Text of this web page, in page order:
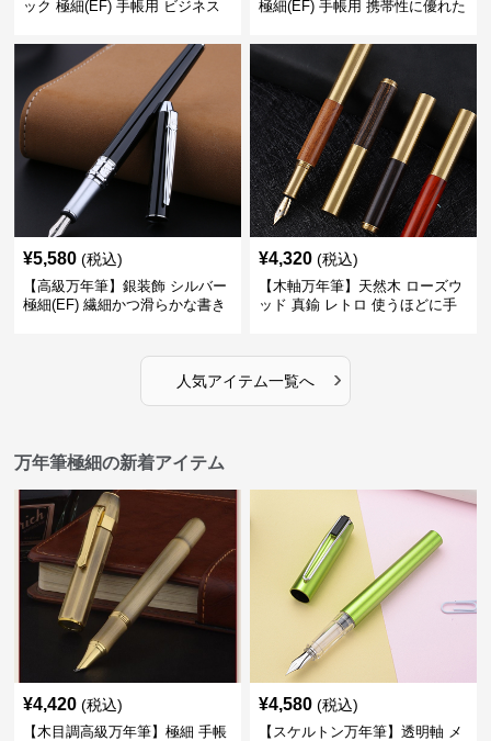
ック 極細(EF) 手帳用 ビジネス
る
極細(EF) 手帳用 携帯性に優れた
ートに筆記
¥5,580 (税込)
【高級万年筆】銀装飾 シルバー
極細(EF) 繊細かつ滑らかな書き
¥4,320 (税込)
【木軸万年筆】天然木 ローズウ
ッド 真鍮 レトロ 使うほどに手
人気アイテム一覧へ ›
万年筆極細の新着アイテム
¥4,420 (税込)
【木目調高級万年筆】極細 手帳
¥4,580 (税込)
【スケルトン万年筆】透明軸 メ